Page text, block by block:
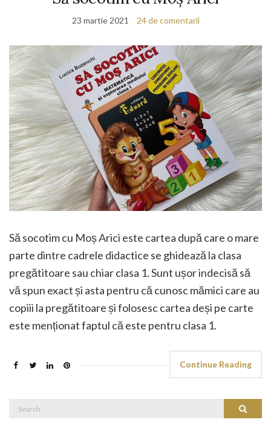
23 martie 2021 24 de comentarii
Să socotim cu Moș Arici este cartea după care o mare
parte dintre cadrele didactice se ghidează la clasa
pregătitoare sau chiar clasa 1. Sunt ușor indecisă să
vă spun exact și asta pentru că cunosc mămici care au
copiii la pregătitoare și folosesc cartea deși pe carte
este menționat faptul că este pentru clasa 1.
Continue Reading
Search